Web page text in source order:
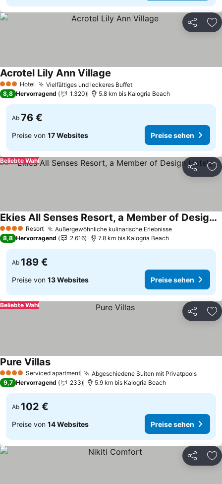
Teilen
3 SterneHotel Vielfältiges und leckeres BuffetPreise sehen
Acrotel Lily Ann Village
8,8 Hervorragend 1.320 5.8 km bis Kalogria Beach
Ab 76 €
Preise von 17 Websites Preise sehen
Teilen
Beliebte Wahl
4 Sterne Resort Außergewöhnliche kulinarische ErlebnissePreise sehen
Ekies All Senses Resort, a Member of Design Hotels
Preise sehen
8,8 Hervorragend 2.616 7.8 km bis Kalogria Beach
Ab 189 €
Preise von 13 Websites Preise sehen
Teilen
Beliebte Wahl
4 Sterne Serviced apartment Abgeschiedene Suiten mit PrivatpoolsPreise
Pure VillasPreise sehen
9,7 Hervorragend 233 5.9 km bis Kalogria Beach
Ab 102 €
Preise von 14 Websites Preise sehen
Teilen